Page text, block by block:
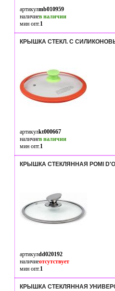
артикулmb010959
наличиев наличии
мин опт.1
КРЫШКА СТЕКЛ. С
артикулkt000667
наличиев наличии
мин опт.1
КРЫШКА СТЕКЛЯННАЯ POMI
артикулdd020192
наличиеотсутствует
мин опт.1
КРЫШКА СТЕКЛЯННАЯ